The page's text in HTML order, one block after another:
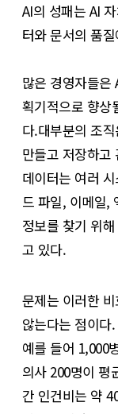
AI의 성패는 AI
터와 문서의 품
많은 경영자들은
획기적으로 향상
다.대부분의 조
만들고 저장하고
데이터는 여러
드 파일, 이메일,
정보를 찾기 위
고 있다.
문제는 이러한
않는다는 점이다.
예를 들어 1,000
의사 200명이 평
간 인건비는 약